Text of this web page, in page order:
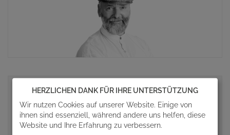
WEITERE GRABSTEIN VIDEOS
HERZLICHEN DANK FÜR IHRE UNTERSTÜTZUNG
Wir nutzen Cookies auf unserer Website. Einige von
ihnen sind essenziell, während andere uns helfen, diese
Website und Ihre Erfahrung zu verbessern.